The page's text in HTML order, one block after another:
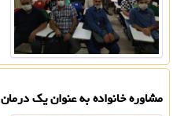
مشاوره خانواده به عنوان یك درمان